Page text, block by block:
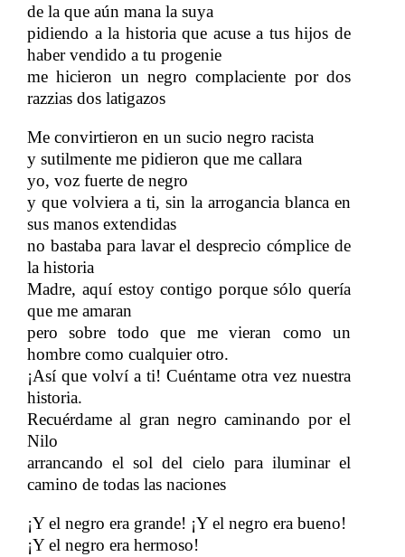
de la que aún mana la suya
pidiendo a la historia que acuse a tus hijos de
haber vendido a tu progenie
me hicieron un negro complaciente por dos
razzias dos latigazos
Me convirtieron en un sucio negro racista
y sutilmente me pidieron que me callara
yo, voz fuerte de negro
y que volviera a ti, sin la arrogancia blanca en
sus manos extendidas
no bastaba para lavar el desprecio cómplice de
la historia
Madre, aquí estoy contigo porque ​​sólo quería
que me amaran
pero sobre todo que me vieran como un
hombre como cualquier otro.
¡Así que volví a ti! Cuéntame otra vez nuestra
historia.
Recuérdame al gran negro caminando por el
Nilo
arrancando el sol del cielo para iluminar el
camino de todas las naciones
¡Y el negro era grande! ¡Y el negro era bueno!
¡Y el negro era hermoso!